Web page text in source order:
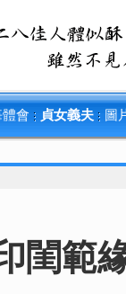
會 貞女義夫 圖
閨範